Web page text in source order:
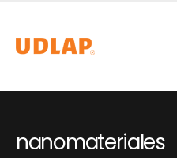
nanomateriales